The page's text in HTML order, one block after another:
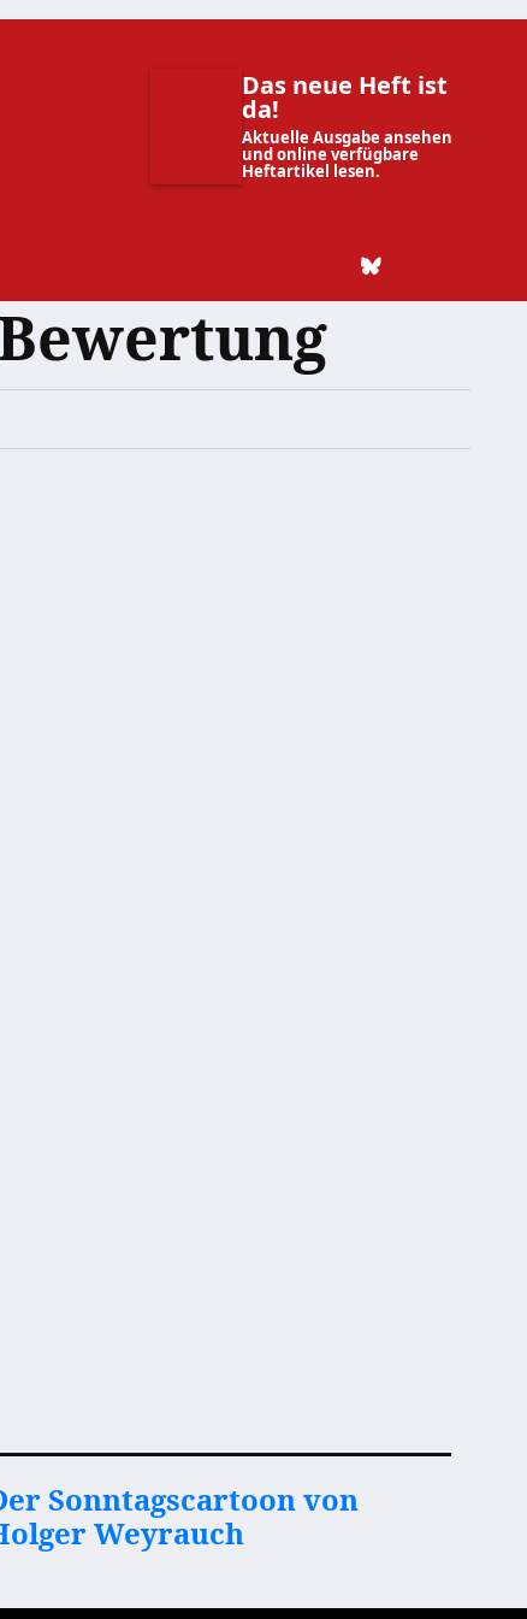
Das neue Heft ist
da!
Aktuelle Ausgabe ansehen
und online verfügbare
Heftartikel lesen.
Sonntagscartoon von
Weyrauch